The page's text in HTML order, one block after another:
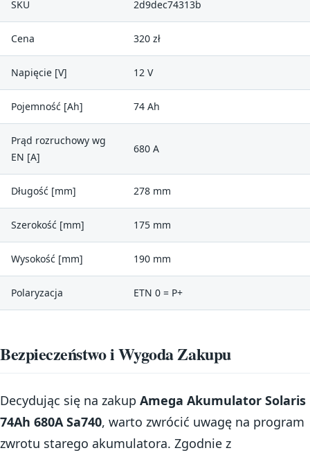
SKU 2d9dec74313b
Cena 320 zł
Napięcie [V] 12 V
Pojemność [Ah] 74 Ah
Prąd rozruchowy wg
EN [A]
680 A
Długość [mm] 278 mm
Szerokość [mm] 175 mm
Wysokość [mm] 190 mm
Polaryzacja ETN 0 = P+
Bezpieczeństwo i Wygoda Zakupu
Decydując się na zakup Amega Akumulator Solaris
74Ah 680A Sa740, warto zwrócić uwagę na program
zwrotu starego akumulatora. Zgodnie z